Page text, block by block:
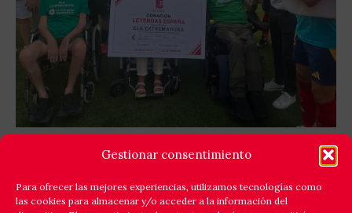
Gestionar consentimiento
Para ofrecer las mejores experiencias, utilizamos tecnologías como
las cookies para almacenar y/o acceder a la información del
GOLES X LA ELA: LEYENDAS ESPAÑA Y EQUIPO
SOLIDARIDAD